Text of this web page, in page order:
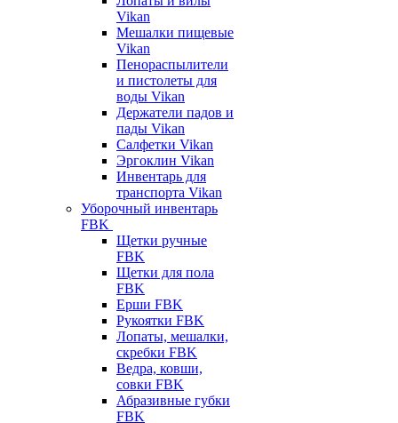
Vikan
Мешалки пищевые
Vikan
Пенораспылители
и пистолеты для
воды Vikan
Держатели падов и
пады Vikan
Салфетки Vikan
Эргоклин Vikan
Инвентарь для
транспорта Vikan
Уборочный инвентарь
FBK
Щетки ручные
FBK
Щетки для пола
FBK
Ерши FBK
Рукоятки FBK
Лопаты, мешалки,
скребки FBK
Ведра, ковши,
совки FBK
Абразивные губки
FBK